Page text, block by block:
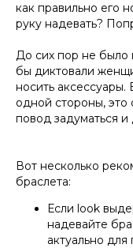
как правильно его
руку надевать?
До сих пор не было
бы диктовали
носить аксессуары.
одной стороны,
повод задуматься и
Вот несколько
браслета:
Если look
надевайте
актуально